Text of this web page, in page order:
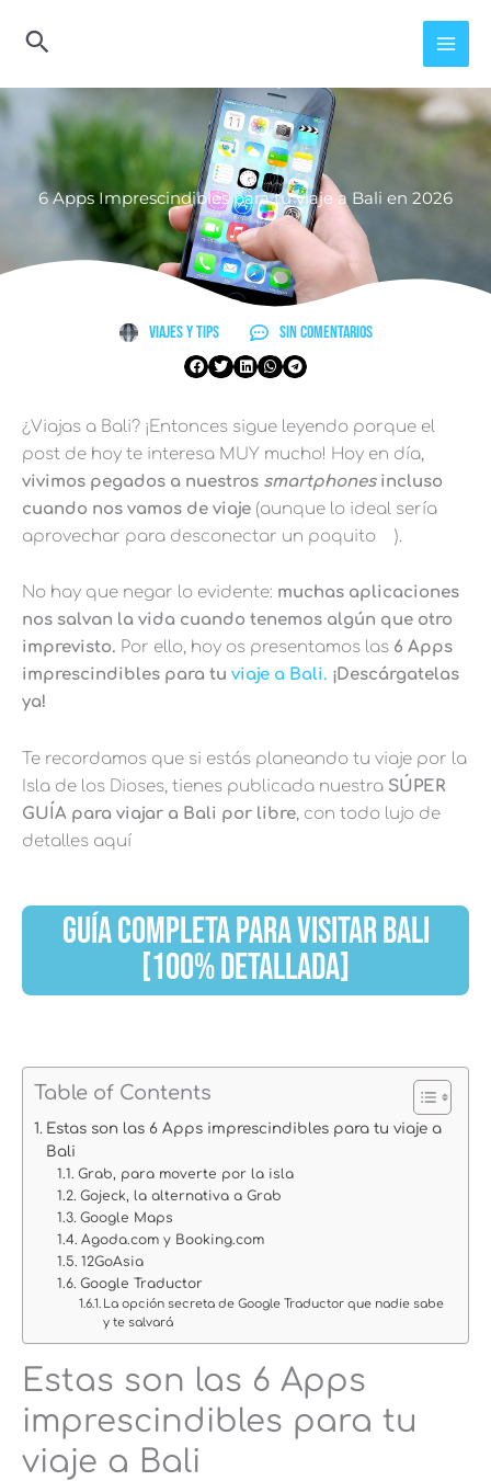
6 Apps Imprescindibles para tu viaje a Bali en 2026
Viajes y Tips Sin comentarios
¿Viajas a Bali? ¡Entonces sigue leyendo porque el
post de hoy te interesa MUY mucho! Hoy en día,
vivimos pegados a nuestros smartphonesincluso
cuando nos vamos de viaje (aunque lo ideal sería
aprovechar para desconectar un poquito
).
No hay que negar lo evidente: muchas aplicaciones
nos salvan la vida cuando tenemos algún que otro
imprevisto. Por ello, hoy os presentamos las 6 Apps
imprescindibles para tu viaje a Bali. ¡Descárgatelas
ya!
Te recordamos que si estás planeando tu viaje por la
Isla de los Dioses, tienes publicada nuestra SÚPER
GUÍA para viajar a Bali por libre, con todo lujo de
detalles aquí
GUÍA COMPLETA PARA VISITAR BALI
[100% DETALLADA]
Table of Contents
Estas son las 6 Apps imprescindibles para tu viaje a
Bali
Grab, para moverte por la isla
Gojeck, la alternativa a Grab
Google Maps
Agoda.com y Booking.com
12GoAsia
Google Traductor
La opción secreta de Google Traductor que nadie sabe
y te salvará
Estas son las 6 Apps
imprescindibles para tu
viaje a Bali